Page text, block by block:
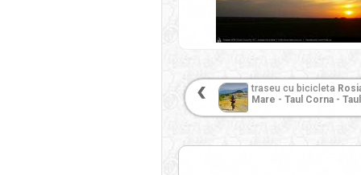
traseu cu bicicleta
Mare - Taul Corna -